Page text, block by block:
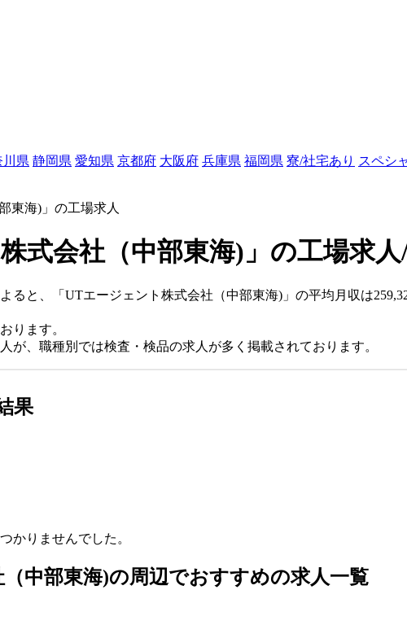
川県 静岡県 愛知県 京都府 大阪府 兵庫県 福岡県 寮/社宅あり スペシ
東海)」の工場求人
式会社（中部東海)」の工場求
ると、「UTエージェント株式会社（中部東海)」の平均月収は
ります。
が、職種別では検査・検品の求人が多く掲載されております。
果
かりませんでした。
中部東海)の周辺でおすすめの求人一覧